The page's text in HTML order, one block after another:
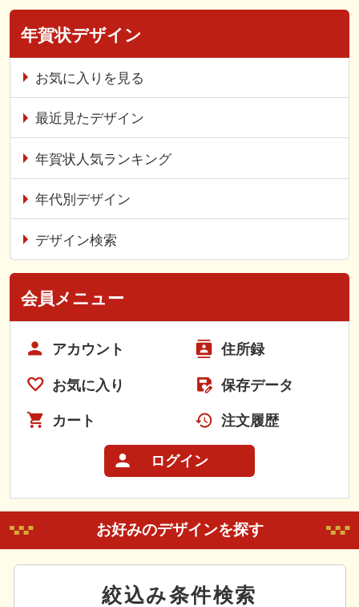
年賀状デザイン
お気に入りを見る
最近見たデザイン
年賀状人気ランキング
年代別デザイン
デザイン検索
会員メニュー
アカウント 住所録
お気に入り 保存データ
カート 注文履歴
ログイン
お好みのデザインを探す
絞込み条件検索